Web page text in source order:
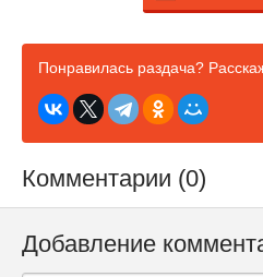
Понравилась раздача?
Комментарии (0)
Добавление